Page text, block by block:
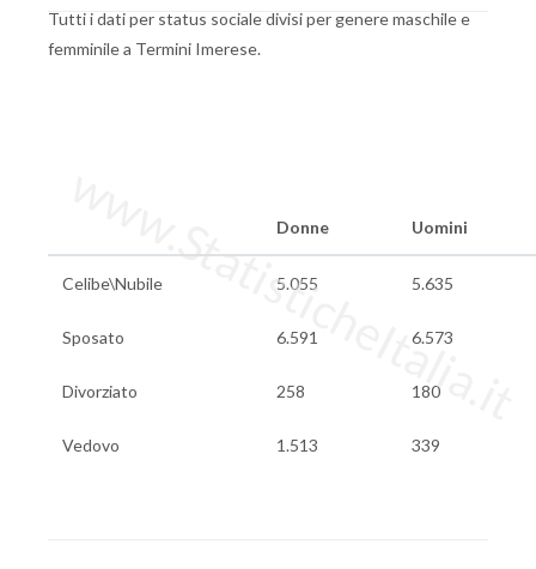
Tutti i dati per status sociale divisi per genere maschile e
femminile a Termini Imerese.
Donne Uomini
Celibe\Nubile 5.055 5.635
Sposato 6.591 6.573
Divorziato 258 180
Vedovo 1.513 339
www.StatisticheItalia.it